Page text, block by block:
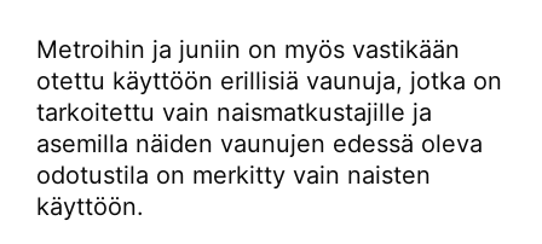
Metroihin ja juniin on myös vastikään
otettu käyttöön erillisiä vaunuja, jotka on
tarkoitettu vain naismatkustajille ja
asemilla näiden vaunujen edessä oleva
odotustila on merkitty vain naisten
käyttöön.